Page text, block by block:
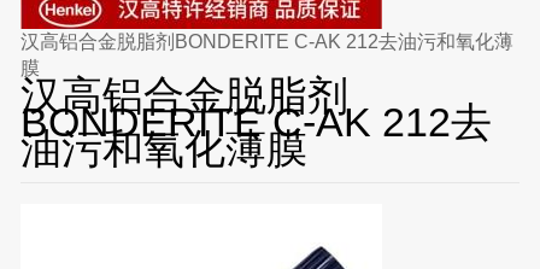
汉高铝合金脱脂剂BONDERITE C-AK 212去油污和氧化薄
膜
汉高铝合金脱脂剂
BONDERITE C-AK 212去
油污和氧化薄膜